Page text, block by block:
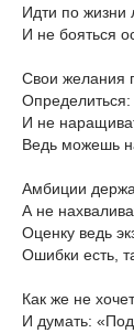
Идти по жизни
И не бояться
Свои желания
Определиться:
И не
Ведь можешь
Амбиции
А не
Оценку ведь
Ошибки есть,
Как же не
И думать: